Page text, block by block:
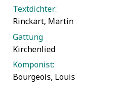
Textdichter:
Rinckart, Martin
Gattung
Kirchenlied
Komponist:
Bourgeois, Louis